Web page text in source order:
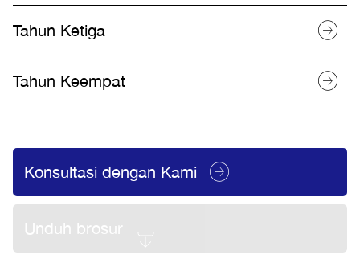
Tahun Ketiga
Tahun Keempat
Konsultasi dengan Kami
Unduh brosur